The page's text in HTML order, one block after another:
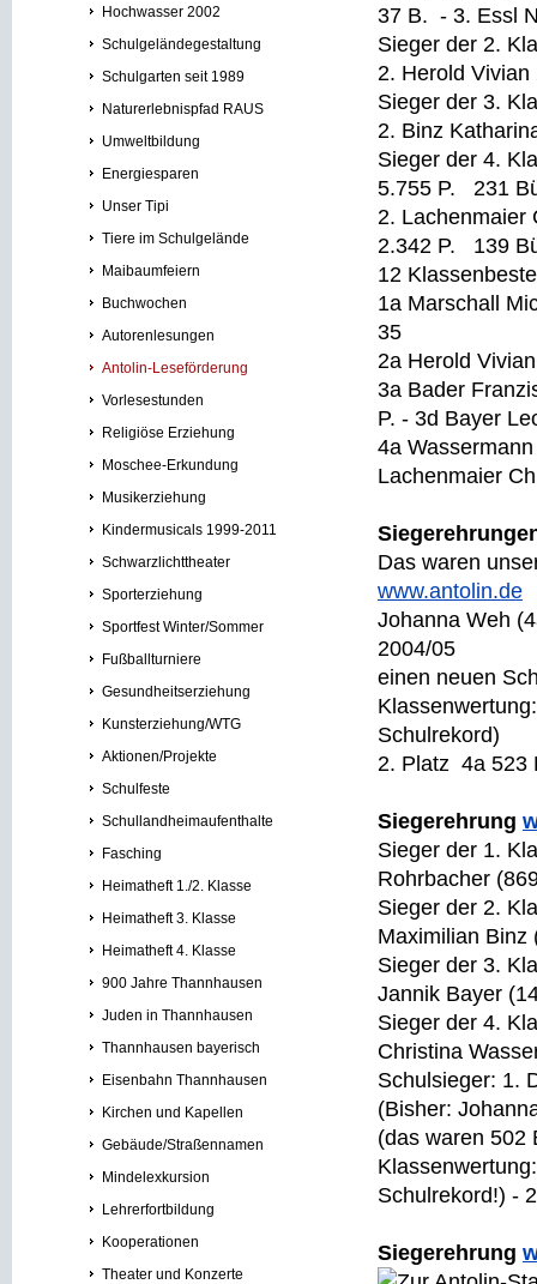
Hochwasser 2002
Schulgeländegestaltung
Schulgarten seit 1989
Naturerlebnispfad RAUS
Umweltbildung
Energiesparen
Unser Tipi
Tiere im Schulgelände
Maibaumfeiern
Buchwochen
Autorenlesungen
Antolin-Leseförderung
Vorlesestunden
Religiöse Erziehung
Moschee-Erkundung
Musikerziehung
Kindermusicals 1999-2011
Schwarzlichttheater
Sporterziehung
Sportfest Winter/Sommer
Fußballturniere
Gesundheitserziehung
Kunsterziehung/WTG
Aktionen/Projekte
Schulfeste
Schullandheimaufenthalte
Fasching
Heimatheft 1./2. Klasse
Heimatheft 3. Klasse
Heimatheft 4. Klasse
900 Jahre Thannhausen
Juden in Thannhausen
Thannhausen bayerisch
Eisenbahn Thannhausen
Kirchen und Kapellen
Gebäude/Straßennamen
Mindelexkursion
Lehrerfortbildung
Kooperationen
Theater und Konzerte
37 B. - 3. Essl
Sieger der 2.
2. Herold
Sieger der 3.
2. Binz
Sieger der 4.
5.755 P. 231
2.
2.342 P. 139
12
1a Marschall
35
2a Herold
3a Bader
P. - 3d Bayer
4a
Lachenmaier
Das waren
www.antolin.de
Johanna Weh
2004/05
einen neuen
Schulrekord)
2. Platz 4a
Siegerehrung
Sieger der 1.
Rohrbacher
Sieger der 2.
Maximilian
Sieger der 3.
Jannik Bayer
Sieger der 4.
Christina
Schulsieger: 1.
(Bisher:
(das waren
Schulrekord!) -
Siegerehrung